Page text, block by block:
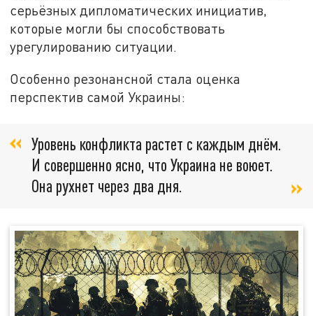
серьёзных дипломатических инициатив,
которые могли бы способствовать
урегулированию ситуации.
Особенно резонансной стала оценка
перспектив самой Украины:
Уровень конфликта растет с каждым днём.
И совершенно ясно, что Украина не воюет.
Она рухнет через два дня.